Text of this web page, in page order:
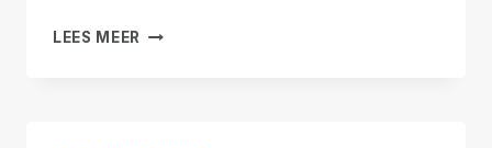
LEES MEER DE